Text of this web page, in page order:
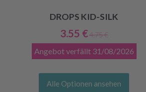
DROPS KID-SILK
3.55 € 4.75 €
Angebot verfällt 31/08/2026
Alle Optionen ansehen